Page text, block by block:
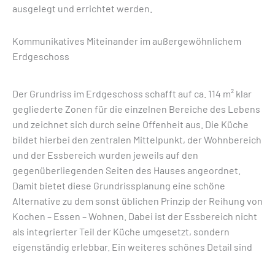
ausgelegt und errichtet werden.
Kommunikatives Miteinander im außergewöhnlichem
Erdgeschoss
Der Grundriss im Erdgeschoss schafft auf ca. 114 m² klar
gegliederte Zonen für die einzelnen Bereiche des Lebens
und zeichnet sich durch seine Offenheit aus. Die Küche
bildet hierbei den zentralen Mittelpunkt, der Wohnbereich
und der Essbereich wurden jeweils auf den
gegenüberliegenden Seiten des Hauses angeordnet.
Damit bietet diese Grundrissplanung eine schöne
Alternative zu dem sonst üblichen Prinzip der Reihung von
Kochen – Essen – Wohnen. Dabei ist der Essbereich nicht
als integrierter Teil der Küche umgesetzt, sondern
eigenständig erlebbar. Ein weiteres schönes Detail sind